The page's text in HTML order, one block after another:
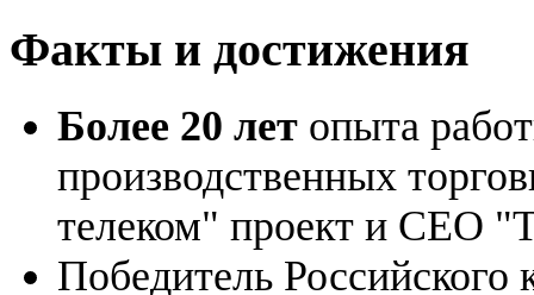
Факты и достижения
Более 20 лет опыта
производственных
телеком" проект и СЕО
Победитель Российского